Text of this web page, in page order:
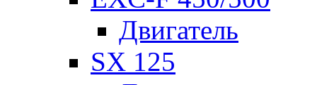
Двигатель
SX 125